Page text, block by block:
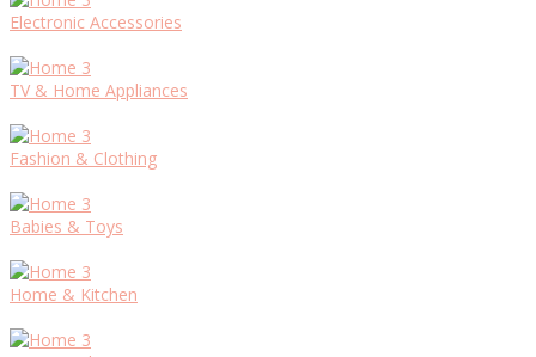
Electronic Accessories
TV & Home Appliances
Fashion & Clothing
Babies & Toys
Home & Kitchen